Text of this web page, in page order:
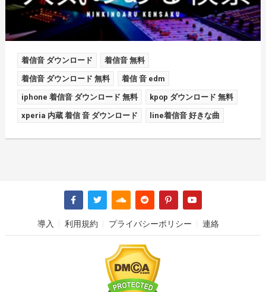
着信音 ダウンロード 着信音 無料
着信音 ダウンロード 無料 着信 音 edm
iphone 着信音 ダウンロード 無料 kpop ダウンロード 無料
xperia 内蔵 着信 音 ダウンロード line着信音 好きな曲
導入 利用規約 プライバシーポリシー 連絡